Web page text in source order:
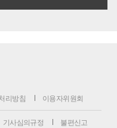
리방침 이용자위원회
기사심의규정 불편신고